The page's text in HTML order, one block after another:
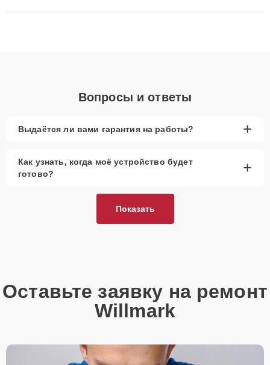
Вопросы и ответы
Выдаётся ли вами гарантия на работы? +
Как узнать, когда моё устройство будет
готово?
+
Показать
Оставьте заявку на ремонт
Willmark